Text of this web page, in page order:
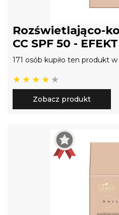
Rozświetlająco-
CC SPF 50 -
171 osób kupiło ten produkt
Zobacz produkt